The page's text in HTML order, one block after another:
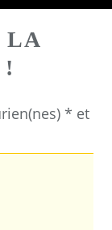
LA
* et